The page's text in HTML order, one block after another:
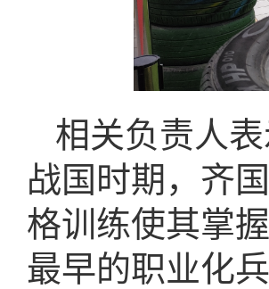
相关负责人
战国时期，齐
格训练使其掌
最早的职业化